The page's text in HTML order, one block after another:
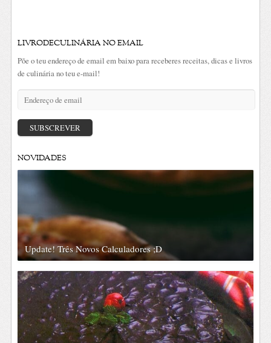
LIVRODECULINÁRIA NO EMAIL
Põe o teu endereço de email em baixo para receberes receitas, dicas e livros
de culinária no teu e-mail!
Endereço
email
SUBSCREVER
NOVIDADES
Update! Três Novos Calculadores ;D